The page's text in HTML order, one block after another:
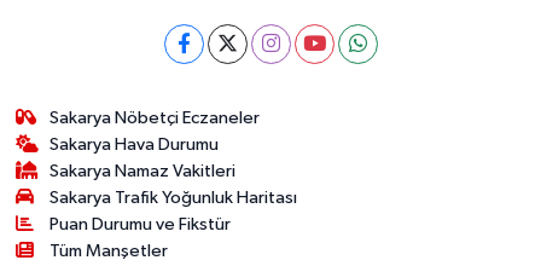
Sakarya Nöbetçi Eczaneler
Sakarya Hava Durumu
Sakarya Namaz Vakitleri
Sakarya Trafik Yoğunluk Haritası
Puan Durumu ve Fikstür
Tüm Manşetler